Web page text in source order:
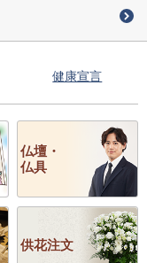
健康宣言
仏壇・
仏具
供花注文